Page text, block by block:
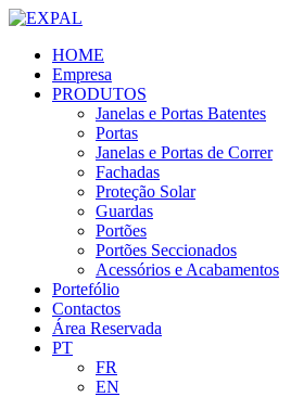
HOME
Empresa
PRODUTOS
Janelas e Portas Batentes
Portas
Janelas e Portas de Correr
Fachadas
Proteção Solar
Guardas
Portões
Portões Seccionados
Acessórios e Acabamentos
Portefólio
Contactos
Área Reservada
PT
FR
EN